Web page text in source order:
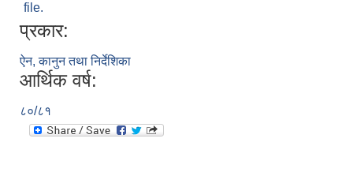
file.
प्रकार:
ऐन, कानुन तथा निर्देशिका
आर्थिक वर्ष:
८०/८१